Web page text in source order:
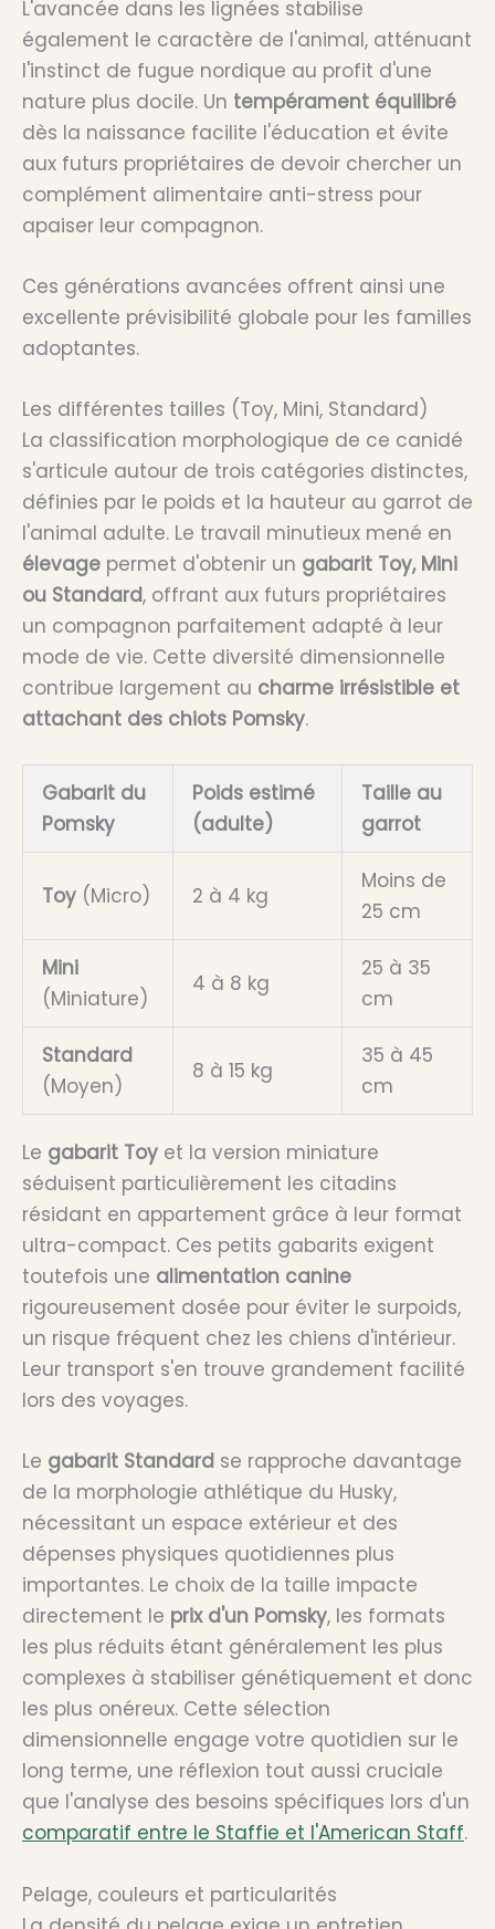
L'avancée dans les lignées stabilise
également le caractère de l'animal, atténuant
l'instinct de fugue nordique au profit d'une
nature plus docile. Un tempérament équilibré
dès la naissance facilite l'éducation et évite
aux futurs propriétaires de devoir chercher un
complément alimentaire anti-stress pour
apaiser leur compagnon.
Ces générations avancées offrent ainsi une
excellente prévisibilité globale pour les familles
adoptantes.
Les différentes tailles (Toy, Mini, Standard)
La classification morphologique de ce canidé
s'articule autour de trois catégories distinctes,
définies par le poids et la hauteur au garrot de
l'animal adulte. Le travail minutieux mené en
élevage permet d'obtenir un gabarit Toy, Mini
ou Standard, offrant aux futurs propriétaires
un compagnon parfaitement adapté à leur
mode de vie. Cette diversité dimensionnelle
contribue largement au charme irrésistible et
attachant des chiots Pomsky.
Gabarit du
Pomsky
Poids estimé
(adulte)
Taille au
garrot
Toy (Micro) 2 à 4 kg
Moins de
25 cm
Mini
(Miniature)
4 à 8 kg
25 à 35
cm
Standard
(Moyen)
8 à 15 kg
35 à 45
cm
Le gabarit Toy et la version miniature
séduisent particulièrement les citadins
résidant en appartement grâce à leur format
ultra-compact. Ces petits gabarits exigent
toutefois une alimentation canine
rigoureusement dosée pour éviter le surpoids,
un risque fréquent chez les chiens d'intérieur.
Leur transport s'en trouve grandement facilité
lors des voyages.
Le gabarit Standard se rapproche davantage
de la morphologie athlétique du Husky,
nécessitant un espace extérieur et des
dépenses physiques quotidiennes plus
importantes. Le choix de la taille impacte
directement le prix d'un Pomsky, les formats
les plus réduits étant généralement les plus
complexes à stabiliser génétiquement et donc
les plus onéreux. Cette sélection
dimensionnelle engage votre quotidien sur le
long terme, une réflexion tout aussi cruciale
que l'analyse des besoins spécifiques lors d'un
comparatif entre le Staffie et l'American Staff.
Pelage, couleurs et particularités